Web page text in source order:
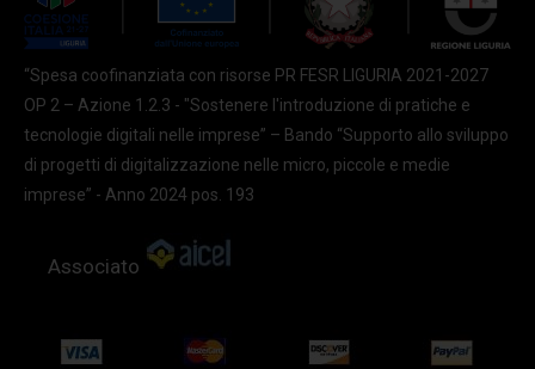
“Spesa coofinanziata con risorse PR FESR LIGURIA 2021-2027
OP 2 – Azione 1.2.3 - "Sostenere l'introduzione di pratiche e
tecnologie digitali nelle imprese” – Bando “Supporto allo sviluppo
di progetti di digitalizzazione nelle micro, piccole e medie
imprese” - Anno 2024 pos. 193
Associato